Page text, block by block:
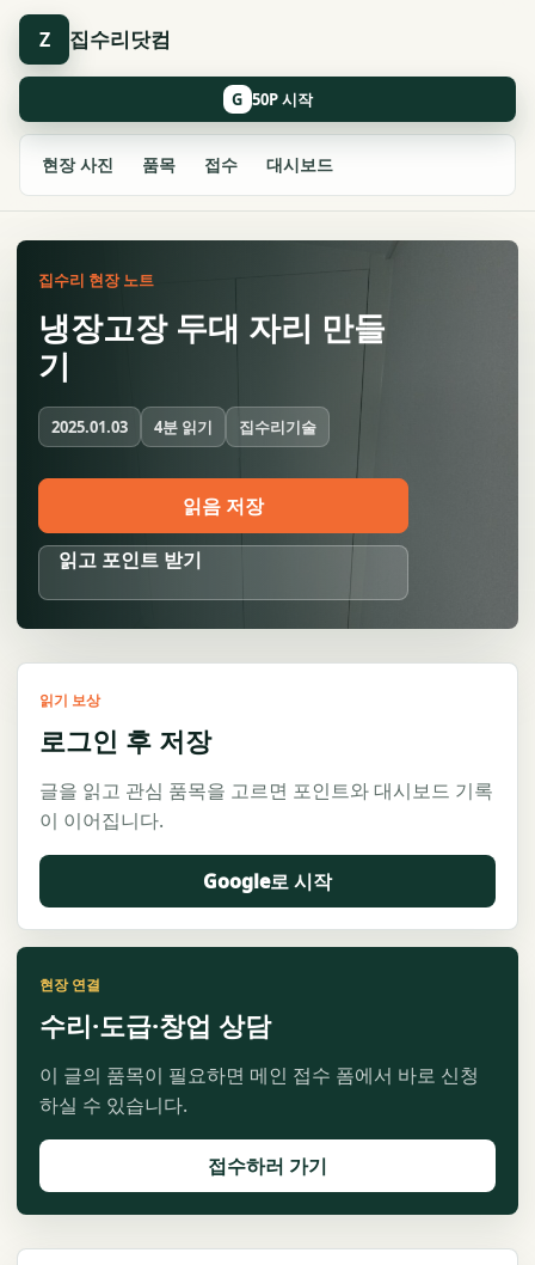
Z 집수리닷컴
현장 사진 품목 접수 대시보드
G
집수리 현장 노트
냉장고장 두대 자리 만들
기
2025.01.03 4분 읽기 집수리기술
읽음 저장
읽고 포인트 받기
읽기 보상
로그인 후 저장
글을 읽고 관심 품목을 고르면 포인트와 대시보드 기록
이 이어집니다.
Google로 시작
현장 연결
수리·도급·창업 상담
이 글의 품목이 필요하면 메인 접수 폼에서 바로 신청
하실 수 있습니다.
접수하러 가기